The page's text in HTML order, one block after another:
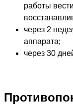
работы
через 2
аппарата;
через 30